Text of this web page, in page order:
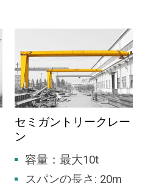
セミガントリークレー
ン
容量：最大10t
スパンの長さ: 20m